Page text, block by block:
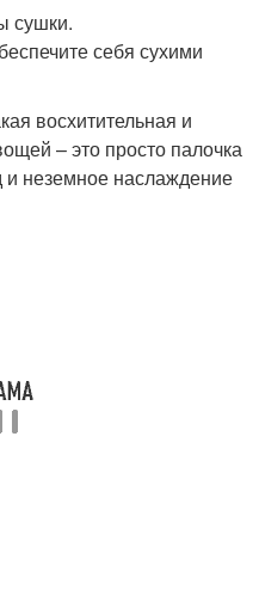
сушки.
себя сухими
восхитительная и
– это просто палочка
и неземное наслаждение